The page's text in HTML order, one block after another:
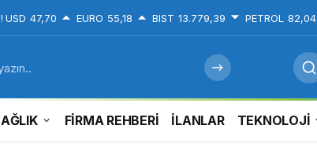
USD 47,70 EURO 55,18 BIST 13.779,39 PETROL 82,04
FİRMA REHBERİ İLANLAR TEKNOLOJİ